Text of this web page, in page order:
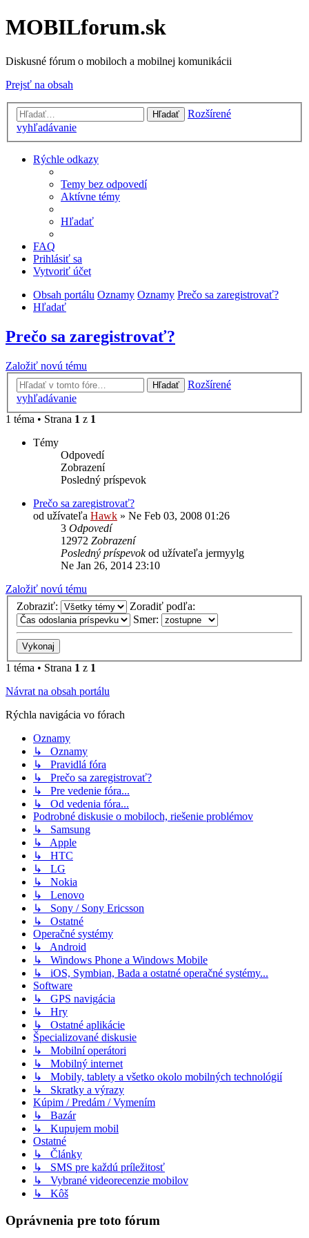
MOBILforum.sk
Diskusné fórum o mobiloch a mobilnej komunikácii
Prejsť na obsah
Hľadať
Rozšírené
vyhľadávanie
Rýchle odkazy
Temy bez odpovedí
Aktívne témy
Hľadať
FAQ
Prihlásiť sa
Vytvoriť účet
Obsah portálu Oznamy Oznamy Prečo sa zaregistrovať?
Hľadať
Prečo sa zaregistrovať?
Založiť novú tému
Hľadať
Rozšírené
vyhľadávanie
1 téma • Strana 1 z 1
Témy
Odpovedí
Zobrazení
Posledný príspevok
Prečo sa zaregistrovať?
od užívateľa Hawk » Ne Feb 03, 2008 01:26
3 Odpovedí
12972 Zobrazení
Posledný príspevokod užívateľa jermyylg
Ne Jan 26, 2014 23:10
Založiť novú tému
Zobraziť:
Zoradiť podľa:
Smer:
1 téma • Strana 1 z 1
Návrat na obsah portálu
Rýchla navigácia vo fórach
Oznamy
↳ Oznamy
↳ Pravidlá fóra
↳ Prečo sa zaregistrovať?
↳ Pre vedenie fóra...
↳ Od vedenia fóra...
Podrobné diskusie o mobiloch, riešenie problémov
↳ Samsung
↳ Apple
↳ HTC
↳ LG
↳ Nokia
↳ Lenovo
↳ Sony / Sony Ericsson
↳ Ostatné
Operačné systémy
↳ Android
↳ Windows Phone a Windows Mobile
↳ iOS, Symbian, Bada a ostatné operačné systémy...
Software
↳ GPS navigácia
↳ Hry
↳ Ostatné aplikácie
Špecializované diskusie
↳ Mobilní operátori
↳ Mobilný internet
↳ Mobily, tablety a všetko okolo mobilných technológií
↳ Skratky a výrazy
Kúpim / Predám / Vymením
↳ Bazár
↳ Kupujem mobil
Ostatné
↳ Články
↳ SMS pre každú príležitosť
↳ Vybrané videorecenzie mobilov
↳ Kôš
Oprávnenia pre toto fórum